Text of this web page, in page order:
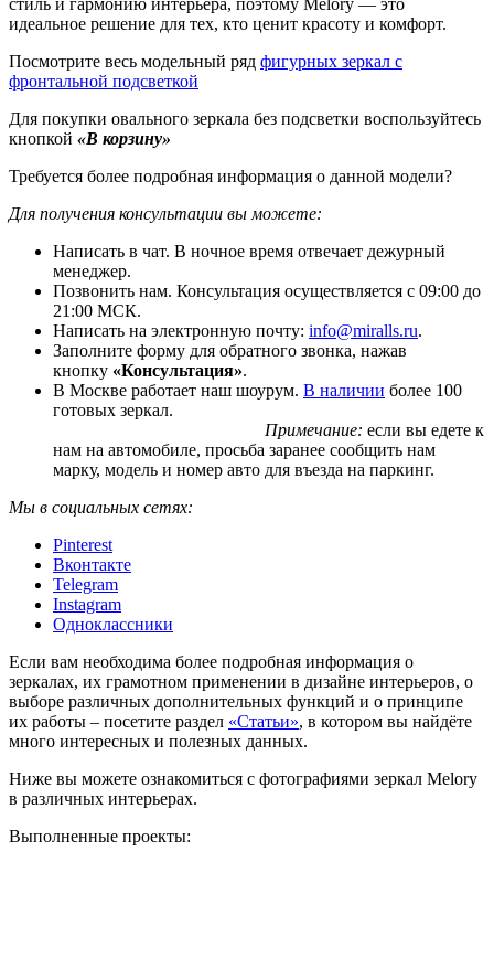
идеальное решение для тех, кто ценит красоту и комфорт.
Посмотрите весь модельный ряд фигурных зеркал с
фронтальной подсветкой
Для покупки овального зеркала без подсветки воспользуйтесь
кнопкой «В корзину»
Требуется более подробная информация о данной модели?
Для получения консультации вы можете:
Написать в чат. В ночное время отвечает дежурный
менеджер.
Позвонить нам. Консультация осуществляется с 09:00 до
21:00 МСК.
Написать на электронную почту: info@miralls.ru.
Заполните форму для обратного звонка, нажав
кнопку «Консультация».
В Москве работает наш шоурум. В наличии более 100
готовых зеркал.
Примечание: если вы едете к
нам на автомобиле, просьба заранее сообщить нам
марку, модель и номер авто для въезда на паркинг.
Мы в социальных сетях:
Pinterest
Вконтакте
Telegram
Instagram
Одноклассники
Если вам необходима более подробная информация о
зеркалах, их грамотном применении в дизайне интерьеров, о
выборе различных дополнительных функций и о принципе
их работы – посетите раздел «Статьи», в котором вы найдёте
много интересных и полезных данных.
Ниже вы можете ознакомиться с фотографиями зеркал Melory
в различных интерьерах.
Выполненные проекты: